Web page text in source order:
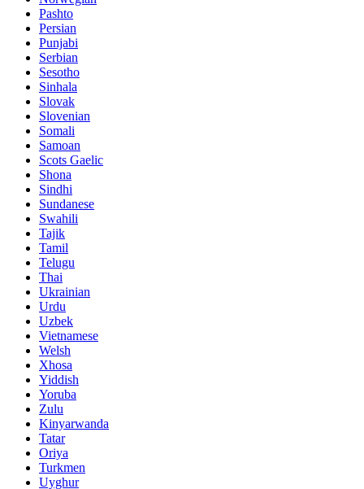
Pashto
Persian
Punjabi
Serbian
Sesotho
Sinhala
Slovak
Slovenian
Somali
Samoan
Scots Gaelic
Shona
Sindhi
Sundanese
Swahili
Tajik
Tamil
Telugu
Thai
Ukrainian
Urdu
Uzbek
Vietnamese
Welsh
Xhosa
Yiddish
Yoruba
Zulu
Kinyarwanda
Tatar
Oriya
Turkmen
Uyghur